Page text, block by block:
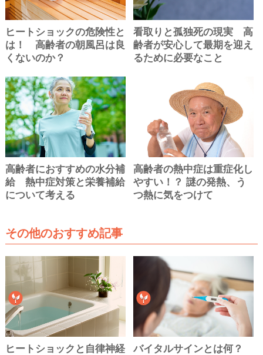
ヒートショックの危険性と
は！ 高齢者の朝風呂は良
くないのか？
看取りと孤独死の現実 高
齢者が安心して最期を迎え
るために必要なこと
高齢者におすすめの水分補
給 熱中症対策と栄養補給
について考える
高齢者の熱中症は重症化し
やすい！？ 謎の発熱、う
つ熱に気をつけて
その他のおすすめ記事
ヒートショックと自律神経
バイタルサインとは何？